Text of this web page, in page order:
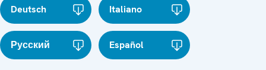
Deutsch Italiano
Русский Español